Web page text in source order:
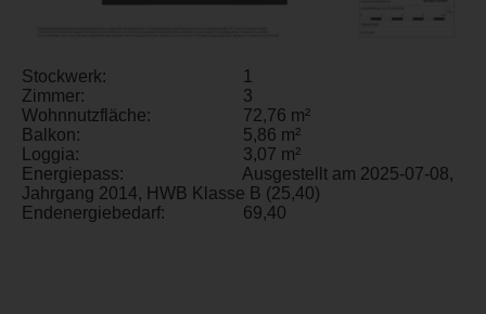
Stockwerk:
1
Zimmer:
3
Wohnnutzfläche:
72,76 m²
Balkon:
5,86 m²
Loggia:
3,07 m²
Energiepass:
Ausgestellt am 2025-07-08,
Jahrgang 2014, HWB Klasse B (25,40)
Endenergiebedarf:
69,40